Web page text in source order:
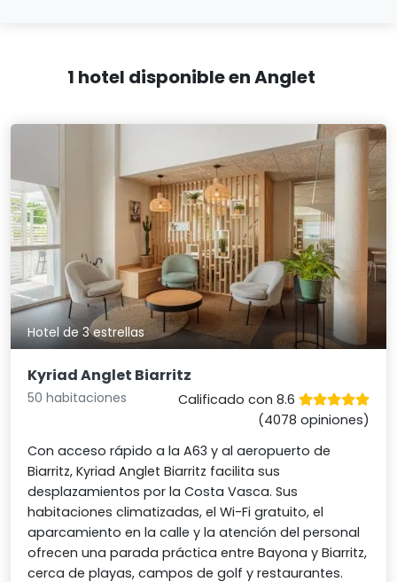
1 hotel disponible en Anglet
Hotel de 3 estrellas
Kyriad Anglet Biarritz
50 habitaciones
Calificado con 8.6
(4078 opiniones)
Con acceso rápido a la A63 y al aeropuerto de
Biarritz, Kyriad Anglet Biarritz facilita sus
desplazamientos por la Costa Vasca. Sus
habitaciones climatizadas, el Wi-Fi gratuito, el
aparcamiento en la calle y la atención del personal
ofrecen una parada práctica entre Bayona y Biarritz,
cerca de playas, campos de golf y restaurantes.